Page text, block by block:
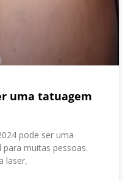
uma tatuagem
pode ser uma
muitas pessoas.
laser,